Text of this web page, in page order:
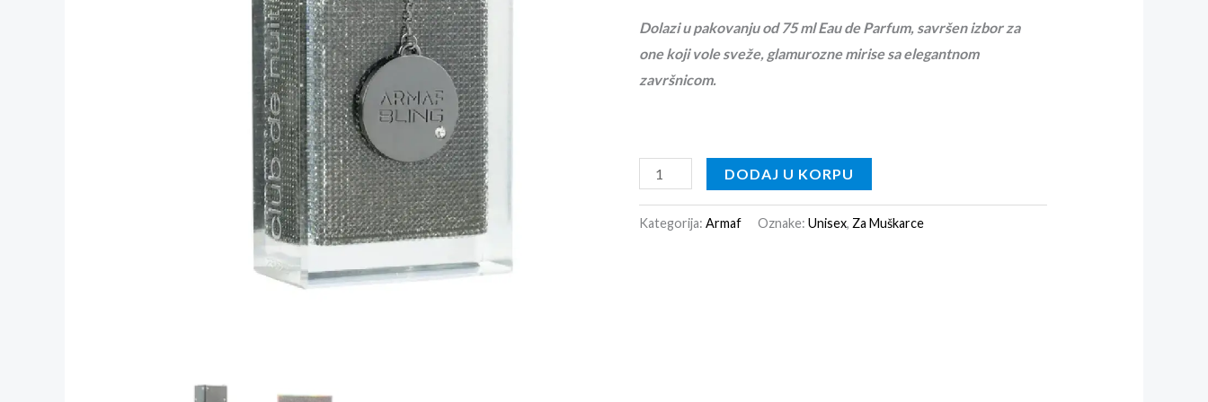
Dolazi u pakovanju od 75 ml Eau de Parfum, savršen izbor za
one koji vole sveže, glamurozne mirise sa elegantnom
završnicom.
DODAJ U KORPU
Kategorija:Armaf Oznake:Unisex, Za Muškarce